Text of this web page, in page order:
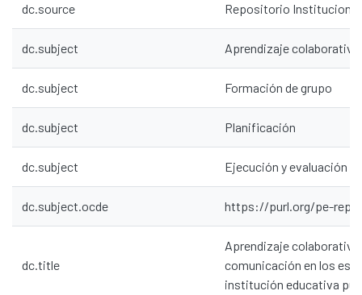
dc.source Repositorio Institucional
dc.subject Aprendizaje colaborativo
dc.subject Formación de grupo
dc.subject Planificación
dc.subject Ejecución y evaluación
dc.subject.ocde https://purl.org/pe-
dc.title
Aprendizaje colaborativo
comunicación en los
institución educativa